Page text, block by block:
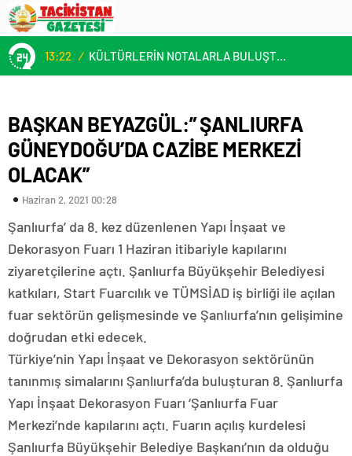
13:22 / KÜLTÜRLERİN NOTALARLA BULUŞTUĞU YER: MİMOZA’M KAFE’DE DOSTLUK RÜZGARI!
BAŞKAN BEYAZGÜL:” ŞANLIURFA
GÜNEYDOĞU’DA CAZİBE MERKEZİ
OLACAK”
Haziran 2, 2021 00:28
Şanlıurfa’ da 8. kez düzenlenen Yapı İnşaat ve
Dekorasyon Fuarı 1 Haziran itibariyle kapılarını
ziyaretçilerine açtı. Şanlıurfa Büyükşehir Belediyesi
katkıları, Start Fuarcılık ve TÜMSİAD iş birliği ile açılan
fuar sektörün gelişmesinde ve Şanlıurfa’nın gelişimine
doğrudan etki edecek.
Türkiye’nin Yapı İnşaat ve Dekorasyon sektörünün
tanınmış simalarını Şanlıurfa’da buluşturan 8. Şanlıurfa
Yapı İnşaat Dekorasyon Fuarı ‘Şanlıurfa Fuar
Merkezi’nde kapılarını açtı. Fuarın açılış kurdelesi
Şanlıurfa Büyükşehir Belediye Başkanı’nın da olduğu